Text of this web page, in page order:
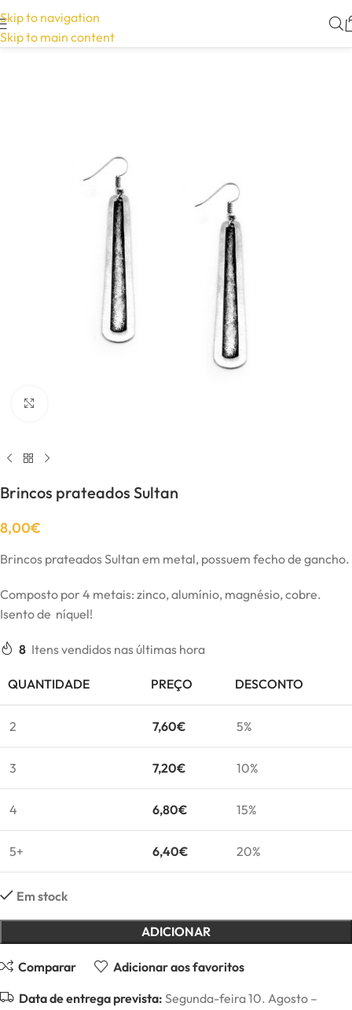
Skip to navigation
Skip to main content
Brincos prateados Sultan
8,00€
Brincos prateados Sultan em metal, possuem fecho de gancho.
Composto por 4 metais: zinco, alumínio, magnésio, cobre.
Isento de níquel!
8 Itens vendidos nas últimas hora
QUANTIDADE PREÇO DESCONTO
2 7,60€ 5%
3 7,20€ 10%
4 6,80€ 15%
5+ 6,40€ 20%
Em stock
ADICIONAR
Comparar Adicionar aos favoritos
Data de entrega prevista: Segunda-feira 10. Agosto –